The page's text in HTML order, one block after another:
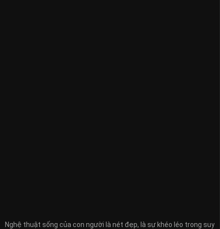
Nghệ thuật sống của con người là nét đẹp, là sự khéo léo trong suy